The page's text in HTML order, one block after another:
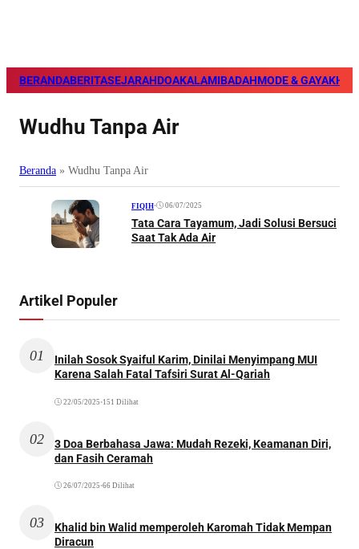
BERANDABERITASEJARAHDOAKALAMIBADAHMODE & GAYA
Wudhu Tanpa Air
Beranda » Wudhu Tanpa Air
FIQIH• 06/07/2025
Tata Cara Tayamum, Jadi Solusi Bersuci
Saat Tak Ada Air
Artikel Populer
01
Inilah Sosok Syaiful Karim, Dinilai Menyimpang MUI
Karena Salah Fatal Tafsiri Surat Al-Qariah
22/05/2025 •151 Dilihat
02
3 Doa Berbahasa Jawa: Mudah Rezeki, Keamanan Diri,
dan Fasih Ceramah
26/07/2025 •66 Dilihat
03
Khalid bin Walid memperoleh Karomah Tidak Mempan
Diracun